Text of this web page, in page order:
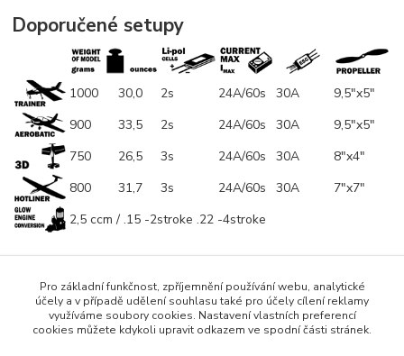
Doporučené setupy
1000 30,0 2s 24A/60s 30A
9,5"x5"
900
33,5 2s 24A/60s 30A
9,5"x5"
750
26,5 3s 24A/60s 30A
8"x4"
800
31,7 3s 24A/60s 30A
7"x7"
2,5 ccm / .15 -2stroke .22 -4stroke
Zboží zařazeno v kategoriích
Outrunnery
Pro základní funkčnost, zpříjemnění používání webu, analytické
účely a v případě udělení souhlasu také pro účely cílení reklamy
využíváme soubory cookies. Nastavení vlastních preferencí
cookies můžete kdykoli upravit odkazem ve spodní části stránek.